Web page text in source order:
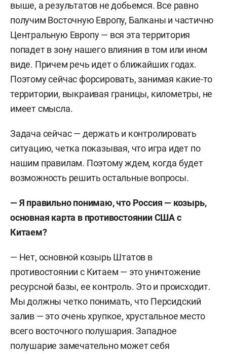
стал работать внутри компаний (in house).
2012–2017 — работа в ООО «Стройгазмонтаж»
главным профессиональным стратегом и
инвестиционным аналитиком в должности
заместителя начальника департамента.
В настоящее время продолжает работать
крупнейших компаний России и параллельно
занимается геостратегией.
Геостратегическая деятельность: автор более
«Национальные стратегии: геостратегический
взгляд на будущее мира и России 2021–2090
годов».
Ведущий и участник информационно-
аналитических программ и передач. Преподавал
на курсах повышения квалификации Военного
университета минобороны РФ.
Ведущий авторской передачи на «Радио Звезда»
с 2022 года.
выше, а результатов не добьемся. Все равно
получим Восточную Европу, Балканы и частично
Центральную Европу — вся эта территория
попадет в зону нашего влияния в том или ином
виде. Причем речь идет о ближайших годах.
Поэтому сейчас форсировать, занимая какие-то
территории, выкраивая границы, километры, не
имеет смысла.
Задача сейчас — держать и контролировать
ситуацию, четка показывая, что игра идет по
нашим правилам. Поэтому ждем, когда будет
возможность решить остальные вопросы.
— Я правильно понимаю, что Россия — козырь,
основная карта в противостоянии США с
Китаем?
— Нет, основной козырь Штатов в
противостоянии с Китаем — это уничтожение
ресурсной базы, ее контроль. Это и происходит.
Мы должны четко понимать, что Персидский
залив — это очень хрупкое, хрустальное место
всего восточного полушария. Западное
полушарие замечательно может себя